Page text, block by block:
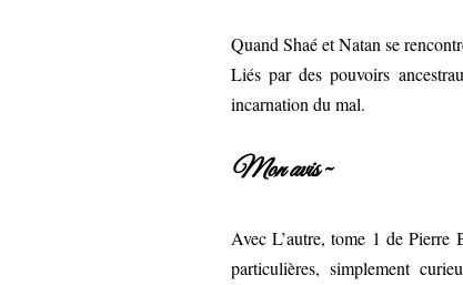
Quand Shaé et Natan se
Liés par des pouvoirs
incarnation du mal.
Mon avis ~
Avec L’autre, tome 1 de Pierre
particulières, simplement